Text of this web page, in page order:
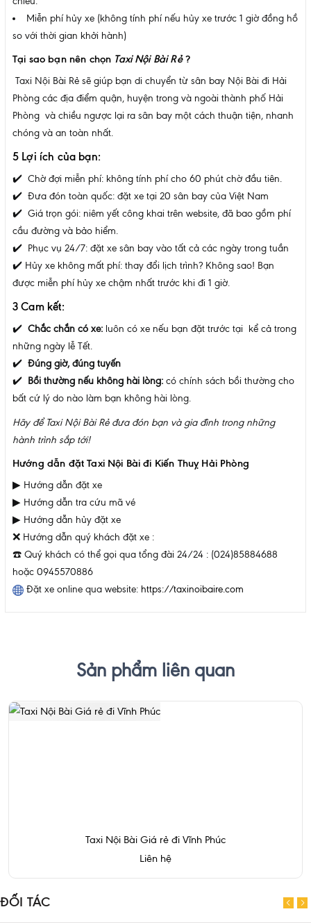
Miễn phí hủy xe (không tính phí nếu hủy xe trước 1 giờ đồng hồ
so với thời gian khởi hành)
Tại sao bạn nên chọn Taxi Nội Bài Rẻ?
Taxi Nội Bài Rẻ sẽ giúp bạn di chuyển từ sân bay Nội Bài đi Hải
Phòng các địa điểm quận, huyện trong và ngoài thành phố Hải
Phòng và chiều ngược lại ra sân bay một cách thuận tiện, nhanh
chóng và an toàn nhất.
5 Lợi ích của bạn:
✔️ Chờ đợi miễn phí: không tính phí cho 60 phút chờ đầu tiên.
✔️ Đưa đón toàn quốc: đặt xe tại 20 sân bay của Việt Nam
✔️ Giá trọn gói: niêm yết công khai trên website, đã bao gồm phí
cầu đường và bảo hiểm.
✔️ Phục vụ 24/7: đặt xe sân bay vào tất cả các ngày trong tuần
✔️ Hủy xe không mất phí: thay đổi lịch trình? Không sao! Bạn
được miễn phí hủy xe chậm nhất trước khi đi 1 giờ.
3 Cam kết:
✔️ Chắc chắn có xe: luôn có xe nếu bạn đặt trước tại kể cả trong
những ngày lễ Tết.
✔️ Đúng giờ, đúng tuyến
✔️ Bồi thường nếu không hài lòng: có chính sách bồi thường cho
bất cứ lý do nào làm bạn không hài lòng.
Hãy để Taxi Nội Bài Rẻ đưa đón bạn và gia đình trong những
hành trình sắp tới!
Hướng dẫn đặt Taxi Nội Bài đi Kiến Thuỵ Hải Phòng
▶ Hướng dẫn đặt xe
▶ Hướng dẫn tra cứu mã vé
▶ Hướng dẫn hủy đặt xe
❌ Hướng dẫn quý khách đặt xe :
☎️ Quý khách có thể gọi qua tổng đài 24/24 : (024)85884688
hoặc 0945570886
Đặt xe online qua website: https://taxinoibaire.com
Sản phẩm liên quan
Taxi Nội Bài Giá rẻ đi Vĩnh Phúc
Liên hệ
ĐỐI TÁC